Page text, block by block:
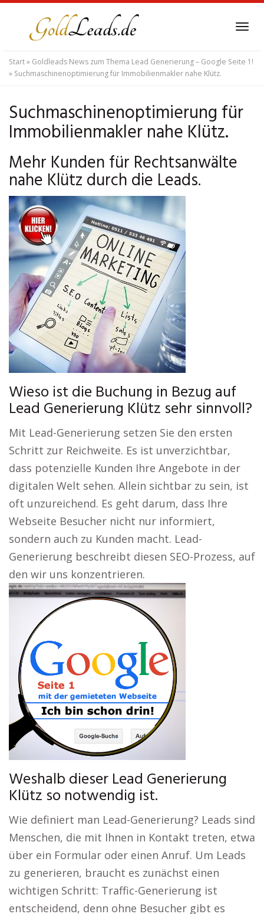
content
Start» Goldleads News zum Thema Lead Generierung – Google Seite 1!
» Suchmaschinenoptimierung für Immobilienmakler nahe Klütz.
Suchmaschinenoptimierung für
Immobilienmakler nahe Klütz.
Mehr Kunden für Rechtsanwälte
nahe Klütz durch die Leads.
Wieso ist die Buchung in Bezug auf
Lead Generierung Klütz sehr sinnvoll?
Mit Lead-Generierung setzen Sie den ersten
Schritt zur Reichweite. Es ist unverzichtbar,
dass potenzielle Kunden Ihre Angebote in der
digitalen Welt sehen. Allein sichtbar zu sein, ist
oft unzureichend. Es geht darum, dass Ihre
Webseite Besucher nicht nur informiert,
sondern auch zu Kunden macht. Lead-
Generierung beschreibt diesen SEO-Prozess, auf
den wir uns konzentrieren.
Weshalb dieser Lead Generierung
Klütz so notwendig ist.
Wie definiert man Lead-Generierung? Leads sind
Menschen, die mit Ihnen in Kontakt treten, etwa
über ein Formular oder einen Anruf. Um Leads
zu generieren, braucht es zunächst einen
wichtigen Schritt: Traffic-Generierung ist
entscheidend, denn ohne Besucher gibt es